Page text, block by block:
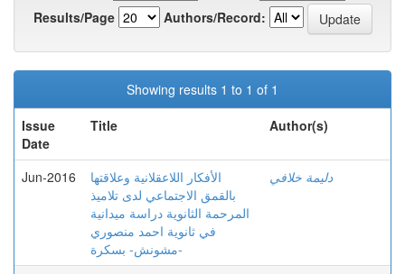
Results/Page
Authors/Record:
Showing results 1 to 1 of 1
Issue
Date
Title Author(s)
Jun-2016
الأفكار اللاعقلانية وعلاقتها
بالقمق الاجتماعي لدى تلاميذ
المرحمة الثانوية دراسة ميدانية
في ثانوية احمد منصوري
مشونش- بسكرة-
دليمة خلافي